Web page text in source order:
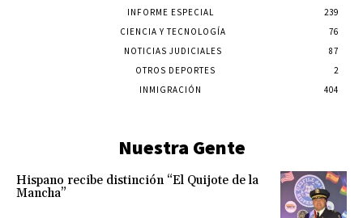
INFORME ESPECIAL
239
CIENCIA Y TECNOLOGÍA
76
NOTICIAS JUDICIALES
87
OTROS DEPORTES
2
INMIGRACIÓN
404
Nuestra Gente
Hispano recibe distinción “El Quijote de la
Mancha”